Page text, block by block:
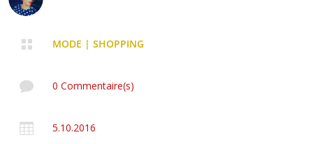
 MODE | SHOPPING
 0 Commentaire(s)
 5.10.2016